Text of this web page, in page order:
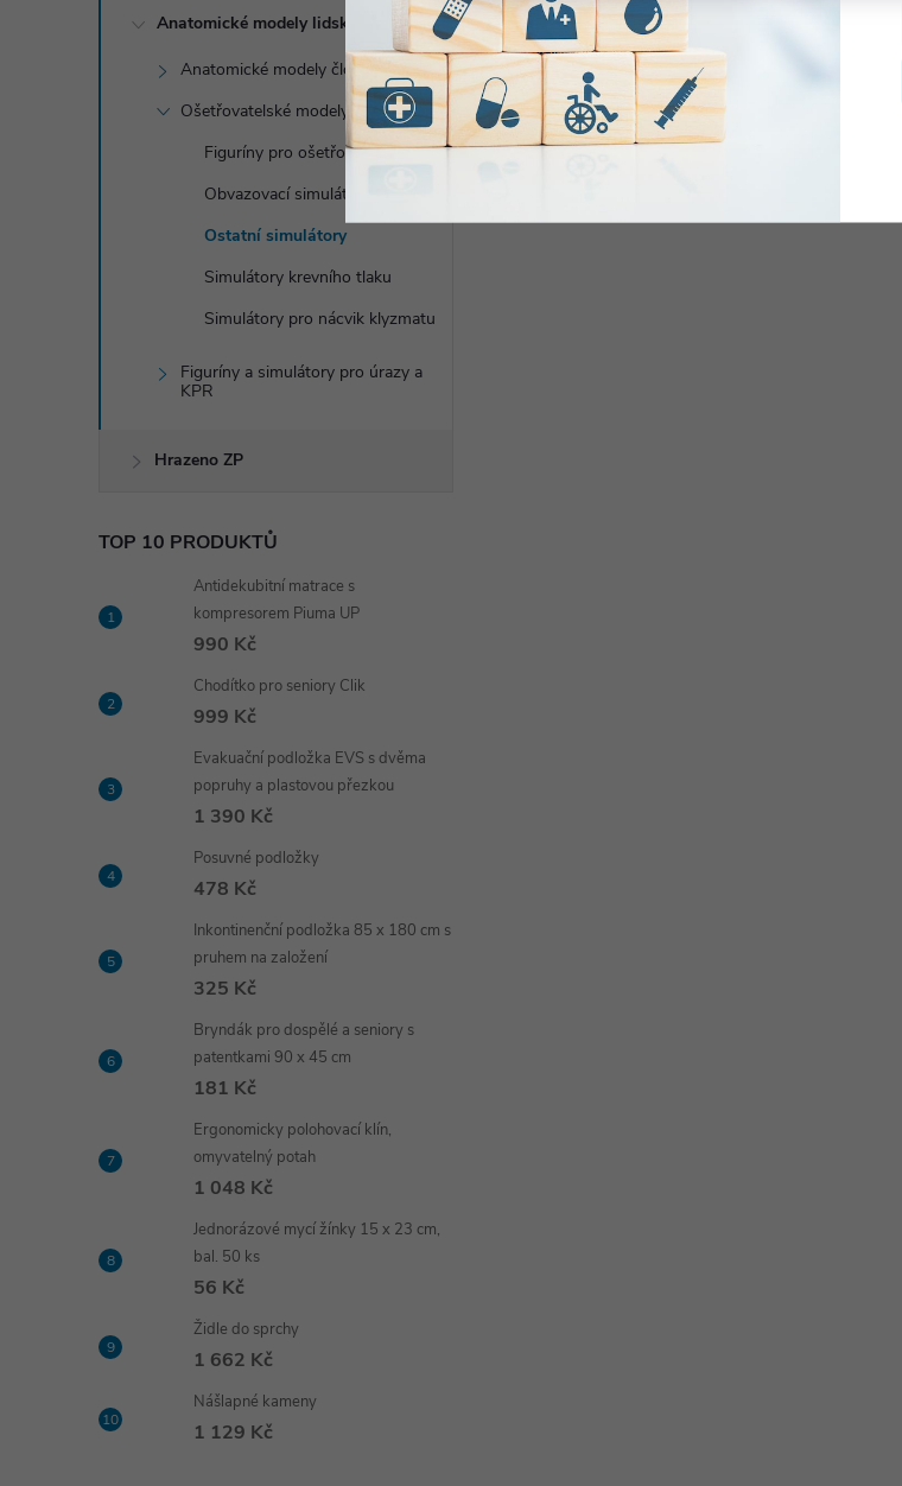
Anatomické modely lidského těla
Anatomické modely člověka
Ošetřovatelské modely
Figuríny pro ošetřovatelství
Obvazovací simulátory
Ostatní simulátory
Simulátory krevního tlaku
Simulátory pro nácvik klyzmatu
Figuríny a simulátory pro úrazy a
KPR
Hrazeno ZP
TOP 10 PRODUKTŮ
Antidekubitní matrace s
kompresorem Piuma UP
990 Kč
Chodítko pro seniory Clik
999 Kč
Evakuační podložka EVS s dvěma
popruhy a plastovou přezkou
1 390 Kč
Posuvné podložky
478 Kč
Inkontinenční podložka 85 x 180 cm s
pruhem na založení
325 Kč
Bryndák pro dospělé a seniory s
patentkami 90 x 45 cm
181 Kč
Ergonomicky polohovací klín,
omyvatelný potah
1 048 Kč
Jednorázové mycí žínky 15 x 23 cm,
bal. 50 ks
56 Kč
Židle do sprchy
1 662 Kč
Nášlapné kameny
1 129 Kč